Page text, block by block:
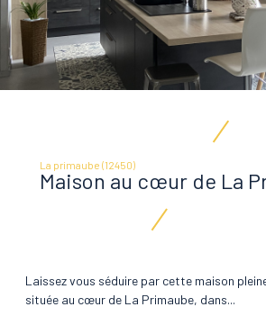
La primaube (12450)
Maison au cœur de La
Laissez vous séduire par cette maison
située au cœur de La Primaube, dans...